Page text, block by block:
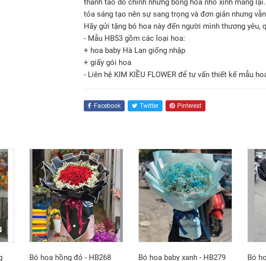
thanh tao do chính những bông hoa nhỏ xinh mang
tỏa sáng tạo nên sự sang trọng và đơn giản nhưng
Hãy gửi tặng bó hoa này đến người mình thương yêu,
- Mẫu HB53 gồm các loại hoa:
+ hoa baby Hà Lan giống nhập
+ giấy gói hoa
- Liên hệ KIM KIỀU FLOWER để tư vấn thiết kế mẫu
Facebook Twitter Pinterest
Bó hoa hồng đỏ - HB268 Bó hoa baby xanh - HB279
Bó